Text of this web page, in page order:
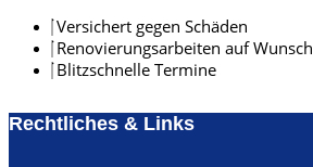
Versichert gegen Schäden
Renovierungsarbeiten auf Wunsch
Blitzschnelle Termine
Rechtliches & Links